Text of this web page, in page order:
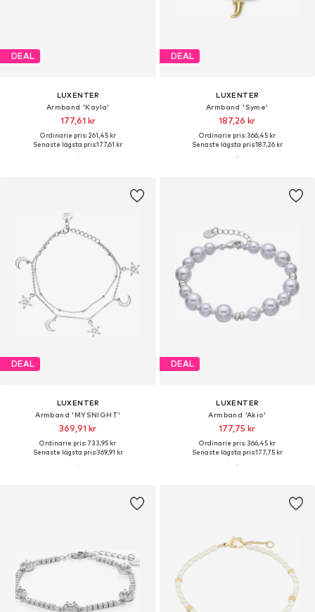
DEAL
LUXENTER
Armband 'Kayla'
177,61 kr
Ordinarie pris: 261,45 kr
Senaste lägsta pris:177,61 kr
DEAL
LUXENTER
Armband 'Syme'
187,26 kr
Ordinarie pris: 366,45 kr
Senaste lägsta pris:187,26 kr
DEAL
LUXENTER
Armband 'MYSNIGHT'
369,91 kr
Ordinarie pris: 733,95 kr
Senaste lägsta pris:369,91 kr
DEAL
LUXENTER
Armband 'Akio'
177,75 kr
Ordinarie pris: 366,45 kr
Senaste lägsta pris:177,75 kr